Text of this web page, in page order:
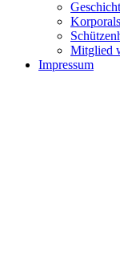
Mitglied
Impressum